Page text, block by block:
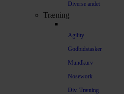
Diverse andet
Træning
Agility
Godbidstasker
Mundkurv
Nosework
Div. Træning